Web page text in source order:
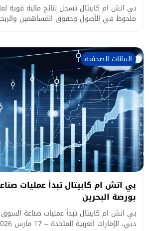
ملحوظ في الأصول وحقوق المساهمين
البيانات الصحفية
بي اتش ام كابيتال تبدأ عمليات
بورصة البحرين
بي اتش ام كابيتال تبدأ عمليات صناعة
دبي، الإمارات العربية المتحدة – 17 مارس 2026: أعلنت...